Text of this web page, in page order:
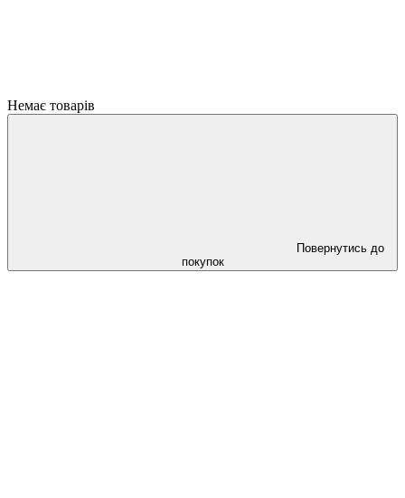
Немає товарів
Повернутись до
покупок